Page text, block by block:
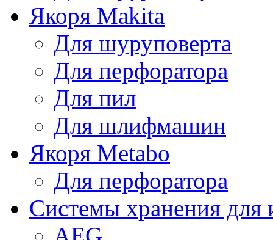
Якоря Makita
Для шуруповерта
Для перфоратора
Для пил
Для шлифмашин
Якоря Metabo
Для перфоратора
Системы хранения для